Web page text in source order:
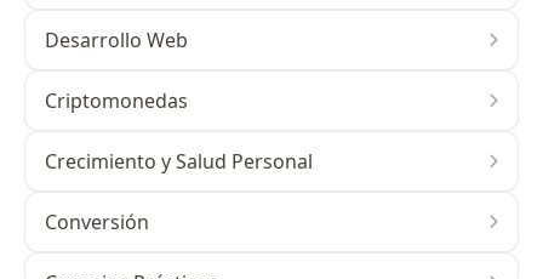
Desarrollo Web
Criptomonedas
Crecimiento y Salud Personal
Conversión